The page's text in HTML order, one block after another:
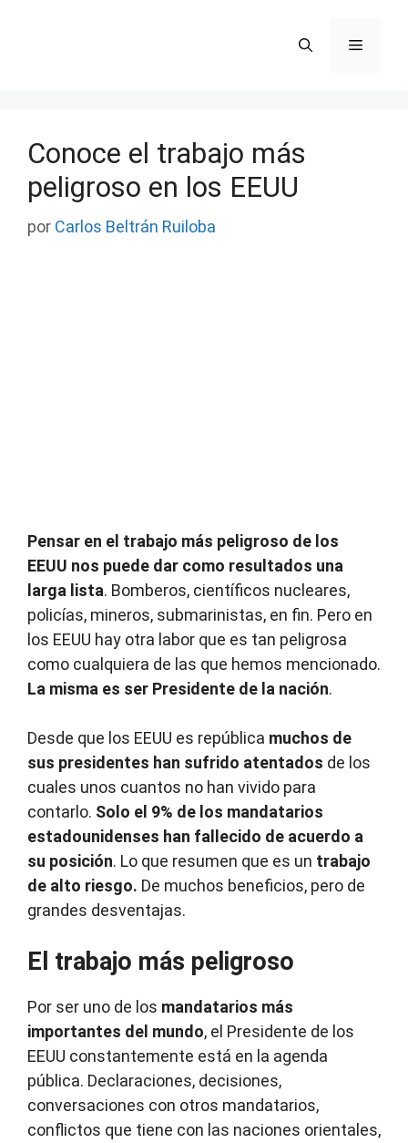
Menú
Conoce el trabajo más
peligroso en los EEUU
por Carlos Beltrán Ruiloba
Pensar en el trabajo más peligroso de los
EEUU nos puede dar como resultados una
larga lista. Bomberos, científicos nucleares,
policías, mineros, submarinistas, en fin. Pero en
los EEUU hay otra labor que es tan peligrosa
como cualquiera de las que hemos mencionado.
La misma es ser Presidente de la nación.
Desde que los EEUU es república muchos de
sus presidentes han sufrido atentados de los
cuales unos cuantos no han vivido para
contarlo. Solo el 9% de los mandatarios
estadounidenses han fallecido de acuerdo a
su posición. Lo que resumen que es un trabajo
de alto riesgo. De muchos beneficios, pero de
grandes desventajas.
El trabajo más peligroso
Por ser uno de los mandatarios más
importantes del mundo, el Presidente de los
EEUU constantemente está en la agenda
pública. Declaraciones, decisiones,
conversaciones con otros mandatarios,
conflictos que tiene con las naciones orientales,